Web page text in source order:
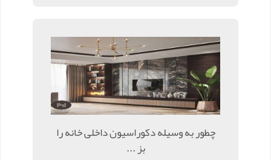
چطور به وسیله دکوراسیون داخلی خانه را
بز ...